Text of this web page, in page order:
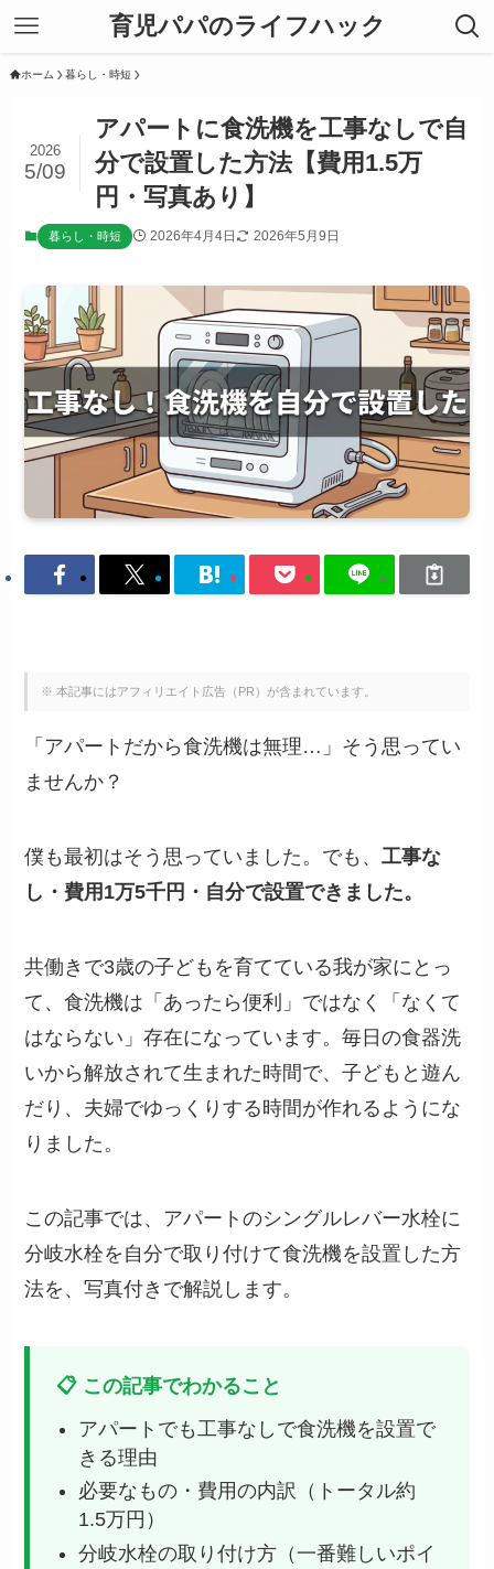
育児パパのライフハック
ホーム 暮らし・時短
アパートに食洗機を工事なしで自
分で設置した方法【費用1.5万
円・写真あり】
2026
5/09
暮らし・時短 2026年4月4日 2026年5月9日
※ 本記事にはアフィリエイト広告（PR）が含まれています。
「アパートだから食洗機は無理…」そう思ってい
ませんか？
僕も最初はそう思っていました。でも、工事な
し・費用1万5千円・自分で設置できました。
共働きで3歳の子どもを育てている我が家にとっ
て、食洗機は「あったら便利」ではなく「なくて
はならない」存在になっています。毎日の食器洗
いから解放されて生まれた時間で、子どもと遊ん
だり、夫婦でゆっくりする時間が作れるようにな
りました。
この記事では、アパートのシングルレバー水栓に
分岐水栓を自分で取り付けて食洗機を設置した方
法を、写真付きで解説します。
📋 この記事でわかること
アパートでも工事なしで食洗機を設置で
きる理由
必要なもの・費用の内訳（トータル約
1.5万円）
分岐水栓の取り付け方（一番難しいポイ